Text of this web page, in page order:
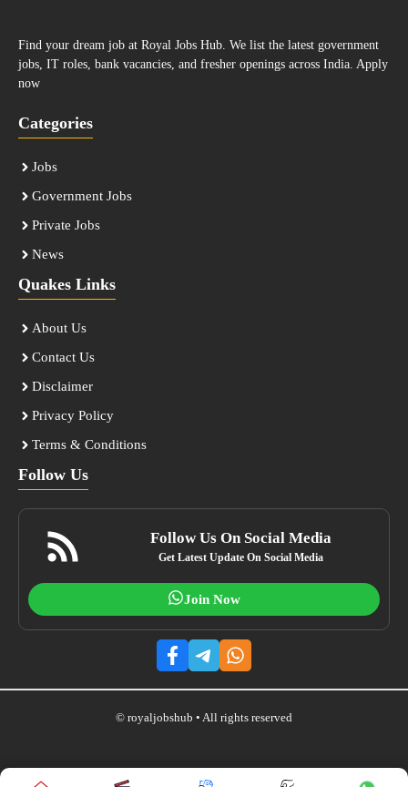
Find your dream job at Royal Jobs Hub. We list the latest government
jobs, IT roles, bank vacancies, and fresher openings across India. Apply
now
Categories
Jobs
Government Jobs
Private Jobs
News
Quakes Links
About Us
Contact Us
Disclaimer
Privacy Policy
Terms & Conditions
Follow Us
Follow Us On Social Media
Get Latest Update On Social Media
Join Now
© royaljobshub • All rights reserved